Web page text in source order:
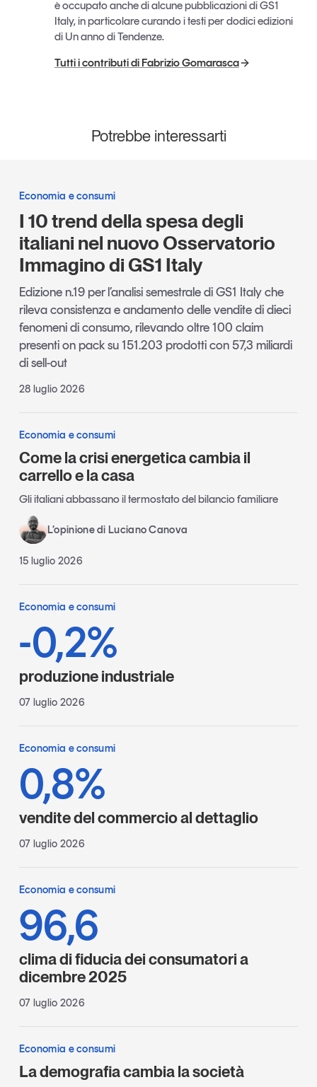
è occupato anche di alcune pubblicazioni di GS1
Italy, in particolare curando i testi per dodici edizioni
di Un anno di Tendenze.
Tutti i contributi di Fabrizio Gomarasca
Potrebbe interessarti
Economia e consumi
I 10 trend della spesa degli
italiani nel nuovo Osservatorio
Immagino di GS1 Italy
Edizione n.19 per l’analisi semestrale di GS1 Italy che
rileva consistenza e andamento delle vendite di dieci
fenomeni di consumo, rilevando oltre 100 claim
presenti on pack su 151.203 prodotti con 57,3 miliardi
di sell-out
28 luglio 2026
Economia e consumi
Come la crisi energetica cambia il
carrello e la casa
Gli italiani abbassano il termostato del bilancio familiare
L’opinione di Luciano Canova
15 luglio 2026
Economia e consumi
-0,2%
produzione industriale
07 luglio 2026
Economia e consumi
0,8%
vendite del commercio al dettaglio
07 luglio 2026
Economia e consumi
96,6
clima di fiducia dei consumatori a
dicembre 2025
07 luglio 2026
Economia e consumi
La demografia cambia la società